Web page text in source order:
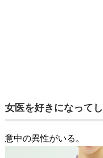
女医を好きになって
意中の異性がいる。